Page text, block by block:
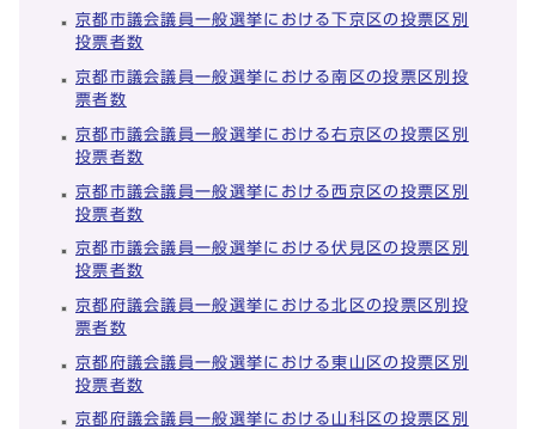
京都市議会議員一般選挙における下京区の投票区別
投票者数
京都市議会議員一般選挙における南区の投票区別投
票者数
京都市議会議員一般選挙における右京区の投票区別
投票者数
京都市議会議員一般選挙における西京区の投票区別
投票者数
京都市議会議員一般選挙における伏見区の投票区別
投票者数
京都府議会議員一般選挙における北区の投票区別投
票者数
京都府議会議員一般選挙における東山区の投票区別
投票者数
京都府議会議員一般選挙における山科区の投票区別